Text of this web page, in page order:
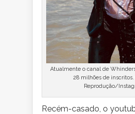
Atualmente o canal de
28 milhões de inscritos.
Reprodução/
Recém-casado, o